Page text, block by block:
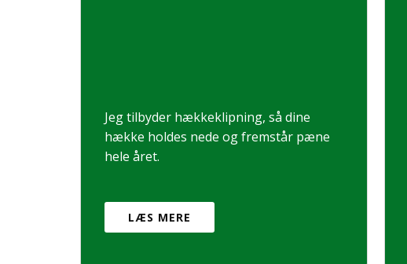
Jeg tilbyder hækkeklipning, så dine
hække holdes nede og fremstår pæne
hele året.
LÆS MERE